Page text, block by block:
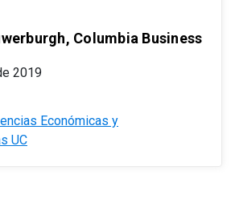
Columbia Business
2019
Económicas y
UC